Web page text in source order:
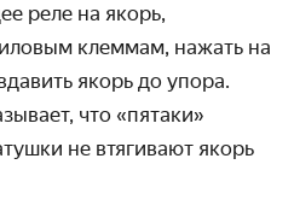
реле на якорь,
клеммам, нажать на
якорь до упора.
что «пятаки»
не втягивают якорь